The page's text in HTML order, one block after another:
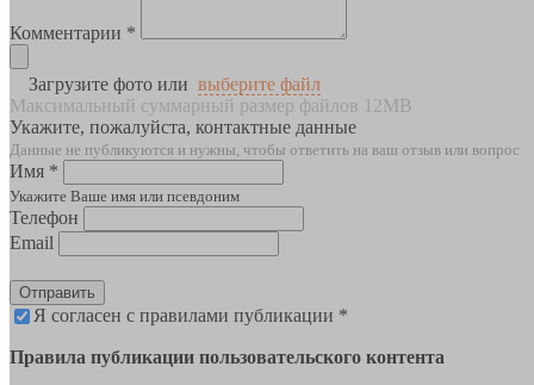
Комментарии *
Загрузите фото или выберите файл
Максимальный суммарный размер файлов 12MB
Укажите, пожалуйста, контактные данные
Данные не публикуются и нужны, чтобы ответить на ваш отзыв или вопрос
Имя *
Укажите Ваше имя или псевдоним
Телефон
Email
Отправить
Я согласен с правилами публикации *
Правила публикации пользовательского контента